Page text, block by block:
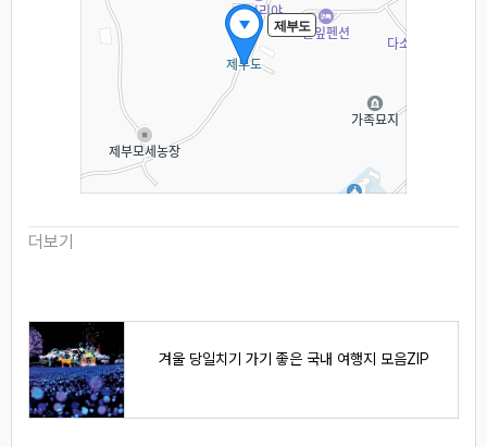
더보기
겨울 당일치기 가기 좋은 국내 여행지 모음ZIP